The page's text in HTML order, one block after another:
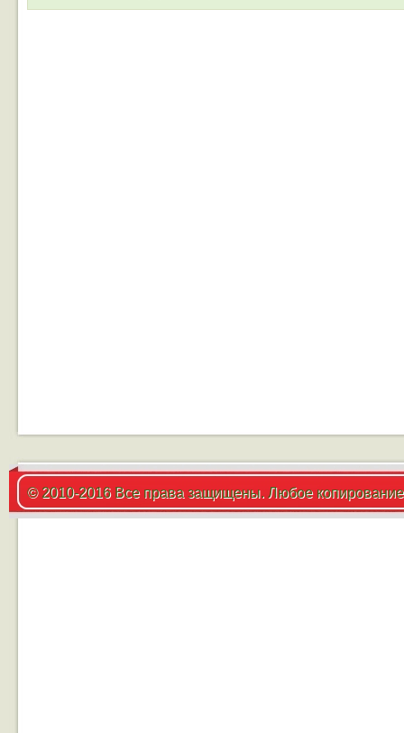
© 2010-2016 Все права защищены. Любое